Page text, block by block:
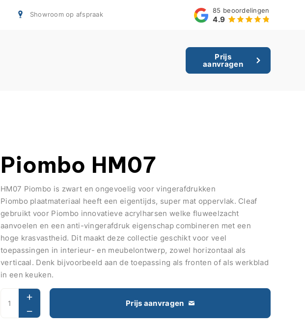
Showroom op afspraak 85 beoordelingen
4.9
Prijs
aanvragen
Piombo HM07
HM07 Piombo is zwart en ongevoelig voor vingerafdrukken
Piombo plaatmateriaal heeft een eigentijds, super mat oppervlak. Cleaf
gebruikt voor Piombo innovatieve acrylharsen welke fluweelzacht
aanvoelen en een anti-vingerafdruk eigenschap combineren met een
hoge krasvastheid. Dit maakt deze collectie geschikt voor veel
toepassingen in interieur- en meubelontwerp, zowel horizontaal als
verticaal. Denk bijvoorbeeld aan de toepassing als fronten of als werkblad
in een keuken.
Prijs aanvragen